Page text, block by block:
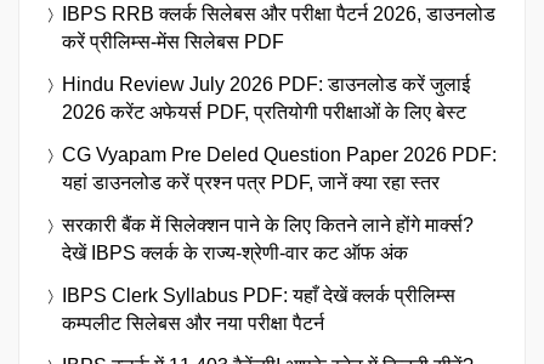
IBPS RRB क्लर्क सिलेबस और परीक्षा पैटर्न 2026, डाउनलोड
करें प्रीलिम्स-मेंस सिलेबस PDF
Hindu Review July 2026 PDF: डाउनलोड करें जुलाई
2026 करेंट अफेयर्स PDF, प्रतियोगी परीक्षाओं के लिए बेस्ट
CG Vyapam Pre Deled Question Paper 2026 PDF:
यहां डाउनलोड करें प्रश्न पत्र PDF, जानें क्या रहा स्तर
सरकारी बैंक में सिलेक्शन पाने के लिए कितने लाने होंगे मार्क्स?
देखें IBPS क्लर्क के राज्य-श्रेणी-वार कट ऑफ अंक
IBPS Clerk Syllabus PDF: यहाँ देखें क्लर्क प्रीलिम्स
कम्पलीट सिलेबस और नया परीक्षा पैटर्न